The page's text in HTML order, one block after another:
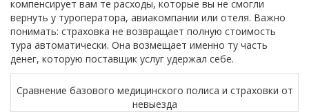
компенсирует вам те расходы, которые вы не смогли
вернуть у туроператора, авиакомпании или отеля. Важно
понимать: страховка не возвращает полную стоимость
тура автоматически. Она возмещает именно ту часть
денег, которую поставщик услуг удержал себе.
Сравнение базового медицинского полиса и страховки от
невыезда